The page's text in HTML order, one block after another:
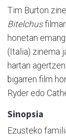
Tim Burton
Bitelchus
honetan
(Italia) zinema
hartan
bigarren film
Ryder edo
Sinopsia
Ezusteko